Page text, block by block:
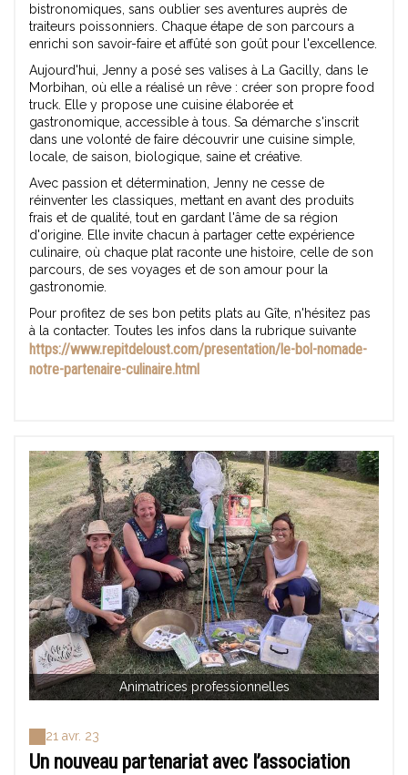
bistronomiques, sans oublier ses aventures auprès de
traiteurs poissonniers. Chaque étape de son parcours a
enrichi son savoir-faire et affûté son goût pour l'excellence.
Aujourd'hui, Jenny a posé ses valises à La Gacilly, dans le
Morbihan, où elle a réalisé un rêve : créer son propre food
truck. Elle y propose une cuisine élaborée et
gastronomique, accessible à tous. Sa démarche s'inscrit
dans une volonté de faire découvrir une cuisine simple,
locale, de saison, biologique, saine et créative.
Avec passion et détermination, Jenny ne cesse de
réinventer les classiques, mettant en avant des produits
frais et de qualité, tout en gardant l'âme de sa région
d'origine. Elle invite chacun à partager cette expérience
culinaire, où chaque plat raconte une histoire, celle de son
parcours, de ses voyages et de son amour pour la
gastronomie.
Pour profitez de ses bon petits plats au Gîte, n'hésitez pas
à la contacter. Toutes les infos dans la rubrique suivante
https://www.repitdeloust.com/presentation/le-bol-nomade-
notre-partenaire-culinaire.html
Animatrices professionnelles
21 avr. 23
Un nouveau partenariat avec l’association